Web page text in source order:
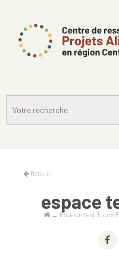
Retour
espace
→ Espace test Tours